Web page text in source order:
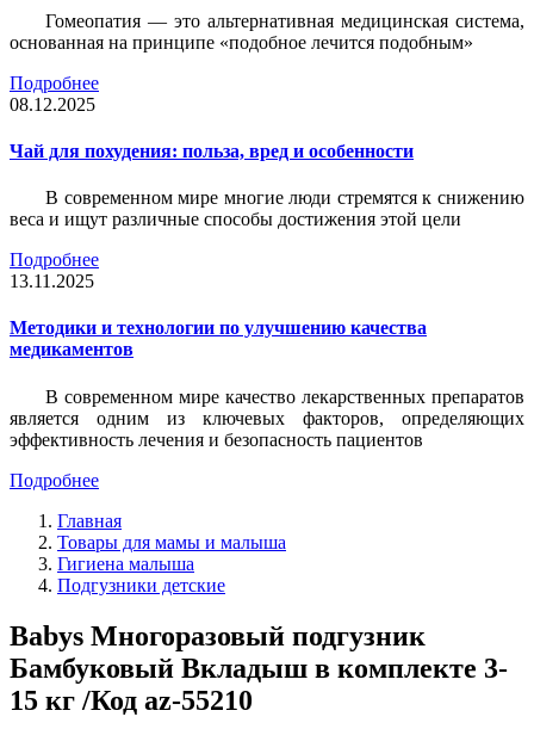
Гомеопатия — это альтернативная медицинская система,
основанная на принципе «подобное лечится подобным»
Подробнее
08.12.2025
Чай для похудения: польза, вред и особенности
В современном мире многие люди стремятся к снижению
веса и ищут различные способы достижения этой цели
Подробнее
13.11.2025
Методики и технологии по улучшению качества
медикаментов
В современном мире качество лекарственных препаратов
является одним из ключевых факторов, определяющих
эффективность лечения и безопасность пациентов
Подробнее
Главная
Товары для мамы и малыша
Гигиена малыша
Подгузники детские
Babys Многоразовый подгузник
Бамбуковый Вкладыш в комплекте 3-
15 кг /Код az-55210